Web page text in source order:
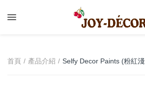
首頁 產品介紹
Selfy Decor Paints (粉紅淺